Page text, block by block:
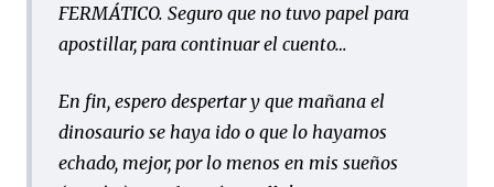
FERMÁTICO. Seguro que no tuvo papel para
apostillar, para continuar el cuento…
En fin, espero despertar y que mañana el
dinosaurio se haya ido o que lo hayamos
echado, mejor, por lo menos en mis sueños